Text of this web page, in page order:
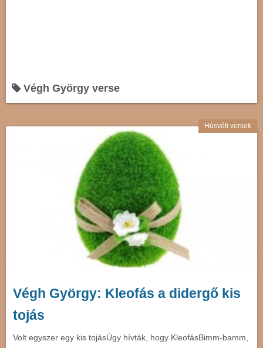
Végh György verse
Húsvéti versek
Végh György: Kleofás a didergő kis
tojás
Volt egyszer egy kis tojásÚgy hívták, hogy KleofásBimm-bamm,